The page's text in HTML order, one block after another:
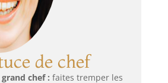
de chef
grand chef : faites tremper les